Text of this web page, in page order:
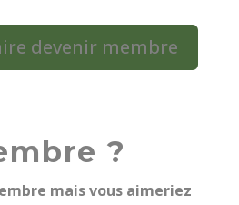
devenir membre
?
mais vous aimeriez